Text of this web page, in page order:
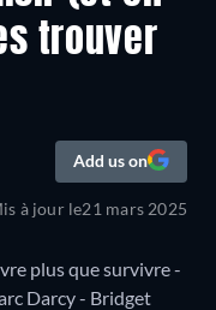
trouver
Add us on
à jour le21 mars 2025
plus que survivre -
Darcy - Bridget